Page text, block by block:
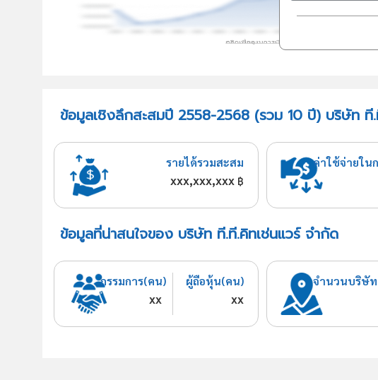
ข้อมูลเชิงลึกสะสมปี 2558-2568 (รวม 10 ปี) บริษัท ที
รายได้รวมสะสม
xxx,xxx,xxx ฿
ค่าใช้จ่ายใน
ข้อมูลที่น่าสนใจของ บริษัท ที.ที.คิทเช่นแวร์ จำกัด
กรรมการ(คน)
xx
ผู้ถือหุ้น(คน)
xx
จำนวนบริษั